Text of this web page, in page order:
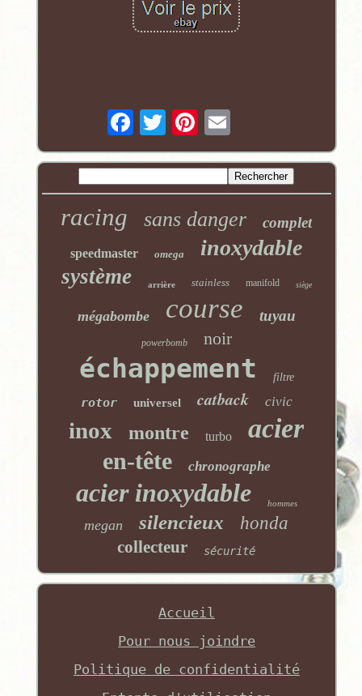
racing sans danger complet
speedmaster omega inoxydable
système arrière stainless manifold siège
mégabombe course tuyau
powerbomb noir
échappement filtre
rotor universel catback civic
inox montre turbo acier
en-tête chronographe
acier inoxydable hommes
megan silencieux honda
collecteur sécurité
Accueil
Pour nous joindre
Politique de confidentialité